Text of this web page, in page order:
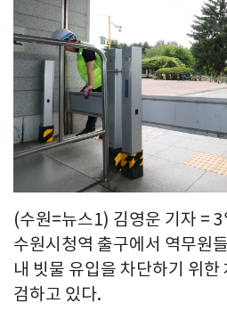
(수원=뉴스1) 김영운 기자 =
수원시청역 출구에서 역무원
내 빗물 유입을 차단하기 위한
검하고 있다.